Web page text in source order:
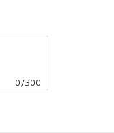
0 /300